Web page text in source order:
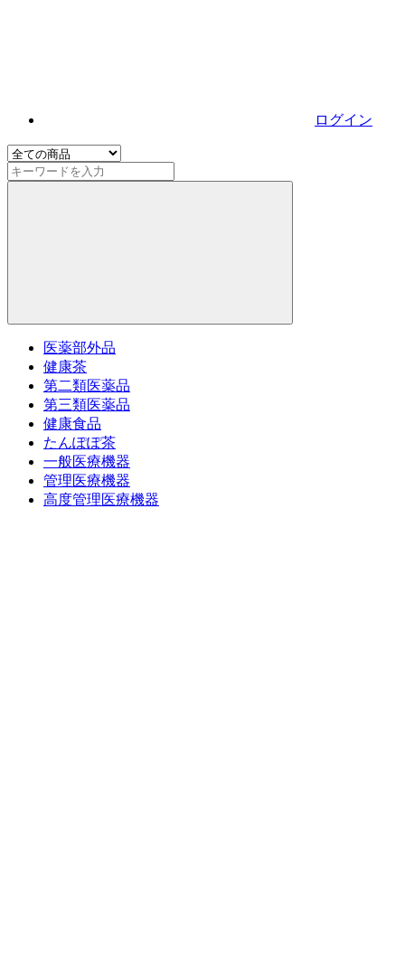
ログイン
医薬部外品
健康茶
第二類医薬品
第三類医薬品
健康食品
たんぽぽ茶
一般医療機器
管理医療機器
高度管理医療機器